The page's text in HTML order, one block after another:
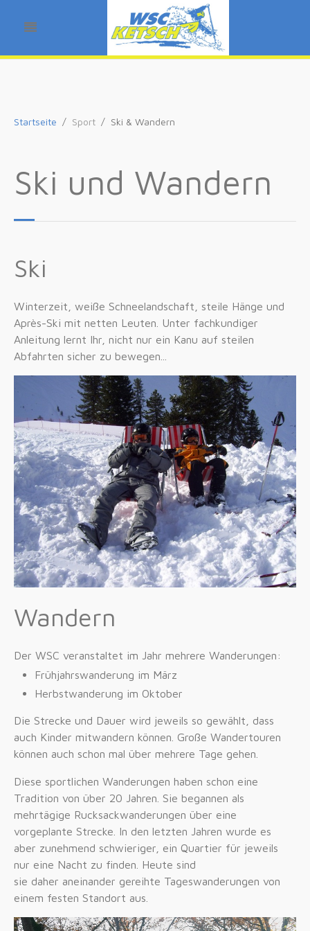
Startseite Sport Ski & Wandern
Ski und Wandern
Ski
Winterzeit, weiße Schneelandschaft, steile Hänge und
Après-Ski mit netten Leuten. Unter fachkundiger
Anleitung lernt Ihr, nicht nur ein Kanu auf steilen
Abfahrten sicher zu bewegen...
Wandern
Der WSC veranstaltet im Jahr mehrere Wanderungen:
Frühjahrswanderung im März
Herbstwanderung im Oktober
Die Strecke und Dauer wird jeweils so gewählt, dass
auch Kinder mitwandern können. Große Wandertouren
können auch schon mal über mehrere Tage gehen.
Diese sportlichen Wanderungen haben schon eine
Tradition von über 20 Jahren. Sie begannen als
mehrtägige Rucksackwanderungen über eine
vorgeplante Strecke. In den letzten Jahren wurde es
aber zunehmend schwieriger, ein Quartier für jeweils
nur eine Nacht zu finden. Heute sind
sie daher aneinander gereihte Tageswanderungen von
einem festen Standort aus.